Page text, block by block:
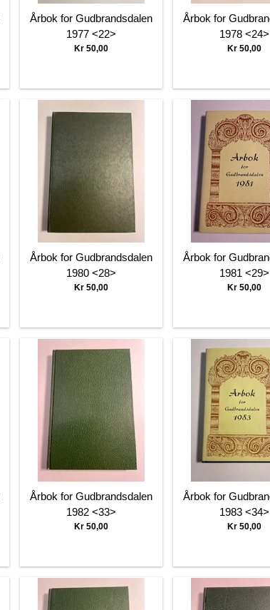
Årbok for Gudbrandsdalen
1977 <22>
Kr 50,00
Årbok for
1978 <24>
Kr 50,00
Årbok for Gudbrandsdalen
1980 <28>
Kr 50,00
Årbok for
1981 <29>
Kr 50,00
Årbok for Gudbrandsdalen
1982 <33>
Kr 50,00
Årbok for
1983 <34>
Kr 50,00